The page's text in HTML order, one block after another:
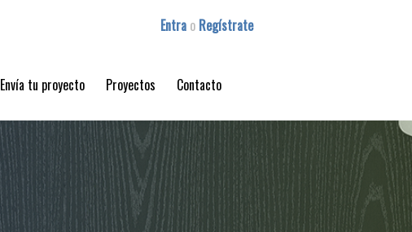
Entra o Regístrate
Envía tu proyecto Proyectos Contacto